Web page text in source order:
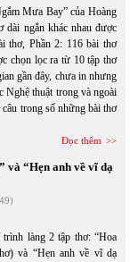
Mưa Bay” của Hoàng
ngắn khác nhau được
thơ, Phần 2: 116 bài thơ
chọn lọc ra từ 10 tập thơ
gần đây, chưa in nhưng
Nghệ thuật trong và ngoài
trong số những bài thơ
Đọc thêm
và “Hẹn anh về vĩ dạ
làng 2 tập thơ: “Hoa
và “Hẹn anh về vĩ dạ